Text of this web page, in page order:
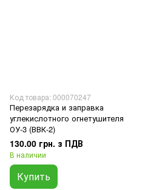
Код товара: 000070247
Перезарядка и заправка
углекислотного огнетушителя
ОУ-3 (ВВК-2)
130.00 грн. з ПДВ
В наличии
Купить